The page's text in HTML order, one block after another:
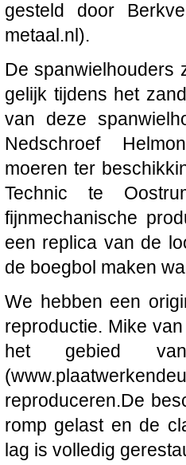
gesteld door
metaal.nl).
De spanwielhouders
gelijk tijdens het
van deze
Nedschroef
moeren ter
Technic te
fijnmechanische
een replica van de
de boegbol maken
We hebben een
reproductie. Mike
het gebied
reproduceren.De
romp gelast en de
lag is volledig